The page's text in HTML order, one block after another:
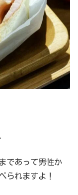
であって男性か
られますよ！